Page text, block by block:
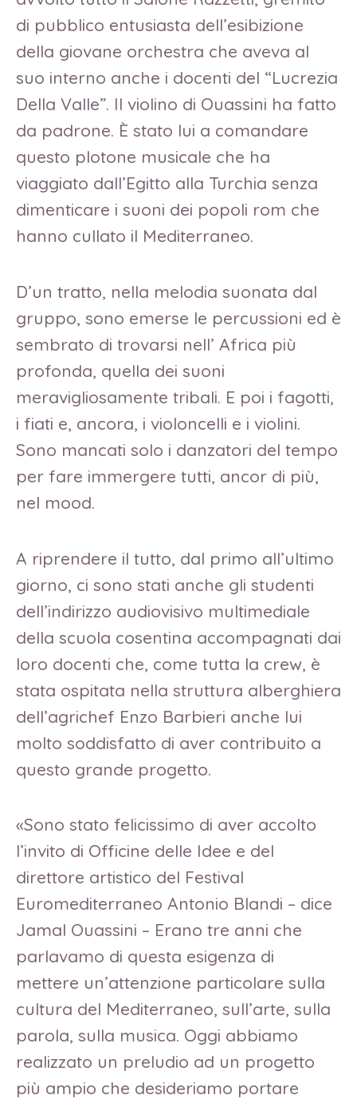
di pubblico entusiasta dell’esibizione
della giovane orchestra che aveva al
suo interno anche i docenti del “Lucrezia
Della Valle”. Il violino di Ouassini ha fatto
da padrone. È stato lui a comandare
questo plotone musicale che ha
viaggiato dall’Egitto alla Turchia senza
dimenticare i suoni dei popoli rom che
hanno cullato il Mediterraneo.
D’un tratto, nella melodia suonata dal
gruppo, sono emerse le percussioni ed è
sembrato di trovarsi nell’ Africa più
profonda, quella dei suoni
meravigliosamente tribali. E poi i fagotti,
i fiati e, ancora, i violoncelli e i violini.
Sono mancati solo i danzatori del tempo
per fare immergere tutti, ancor di più,
nel mood.
A riprendere il tutto, dal primo all’ultimo
giorno, ci sono stati anche gli studenti
dell’indirizzo audiovisivo multimediale
della scuola cosentina accompagnati dai
loro docenti che, come tutta la crew, è
stata ospitata nella struttura alberghiera
dell’agrichef Enzo Barbieri anche lui
molto soddisfatto di aver contribuito a
questo grande progetto.
«Sono stato felicissimo di aver accolto
l’invito di Officine delle Idee e del
direttore artistico del Festival
Euromediterraneo Antonio Blandi – dice
Jamal Ouassini – Erano tre anni che
parlavamo di questa esigenza di
mettere un’attenzione particolare sulla
cultura del Mediterraneo, sull’arte, sulla
parola, sulla musica. Oggi abbiamo
realizzato un preludio ad un progetto
più ampio che desideriamo portare